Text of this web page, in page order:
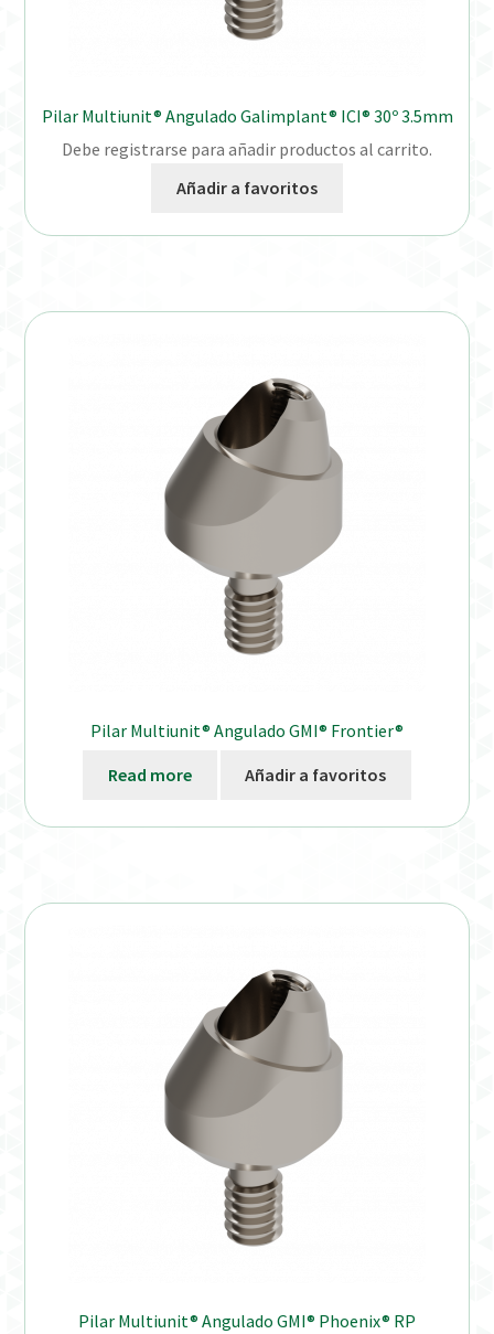
Pilar Multiunit® Angulado Galimplant® ICI® 30º 3.5mm
Debe registrarse para añadir productos al carrito.
Añadir a favoritos
Pilar Multiunit® Angulado GMI® Frontier®
Read more Añadir a favoritos
Pilar Multiunit® Angulado GMI® Phoenix® RP